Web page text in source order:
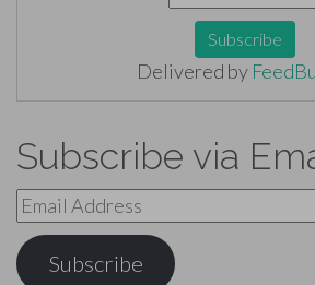
Delivered by
Subscribe via
Email
Address
Subscribe